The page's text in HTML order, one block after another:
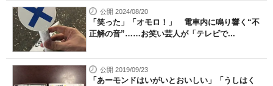
公開 2024/08/20
「笑った」「オモロ！」 電車内に鳴り響く“不
正解の音”……お笑い芸人が「テレビで...
公開 2019/09/23
「あーモンドはいがいとおいしい」「うしはく